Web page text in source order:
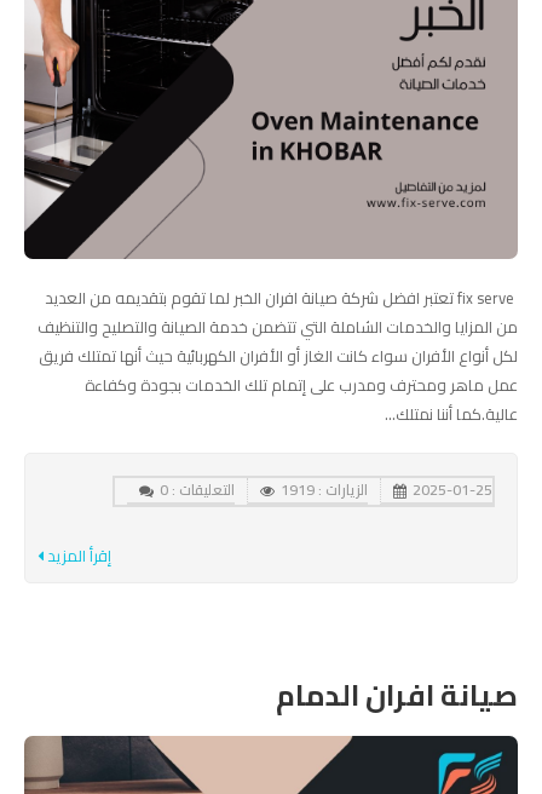
fix serve تعتبر افضل شركة صيانة افران الخبر لما تقوم بتقديمه من العديد
من المزايا والخدمات الشاملة التي تتضمن خدمة الصيانة والتصليح والتنظيف
لكل أنواع الأفران سواء كانت الغاز أو الأفران الكهربائية حيث أنها تمتلك فريق
عمل ماهر ومحترف ومدرب على إتمام تلك الخدمات بجودة وكفاءة
عالية.كما أننا نمتلك...
2025-01-25 الزيارات : 1919 التعليقات : 0
إقرأ المزيد
صيانة افران الدمام